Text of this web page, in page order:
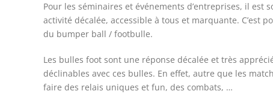
Pour les séminaires et événements d’entreprises, il est
activité décalée, accessible à tous et marquante. C’est
du bumper ball / footbulle.
Les bulles foot sont une réponse décalée et très
déclinables avec ces bulles. En effet, autre que les
faire des relais uniques et fun, des combats, …